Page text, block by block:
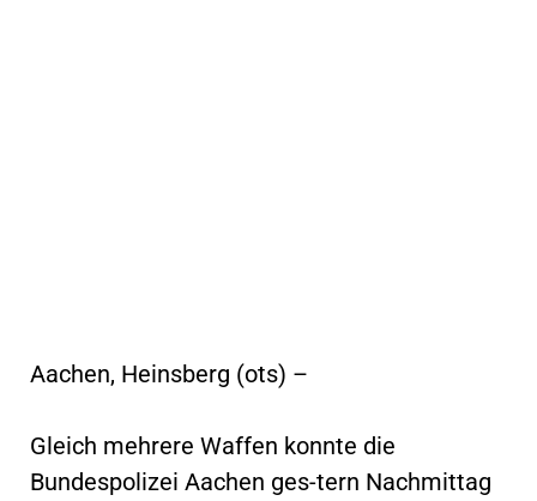
Aachen, Heinsberg (ots) –
Gleich mehrere Waffen konnte die
Bundespolizei Aachen ges-tern Nachmittag